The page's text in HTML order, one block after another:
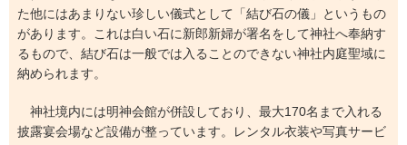
た他にはあまりない珍しい儀式として「結び石の儀」というもの
があります。これは白い石に新郎新婦が署名をして神社へ奉納す
るもので、結び石は一般では入ることのできない神社内庭聖域に
納められます。
神社境内には明神会館が併設しており、最大170名まで入れる
披露宴会場など設備が整っています。レンタル衣装や写真サービ